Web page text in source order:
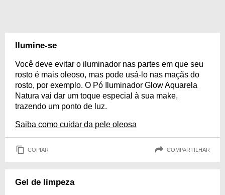
Ilumine-se
Você deve evitar o iluminador nas partes em que seu
rosto é mais oleoso, mas pode usá-lo nas maçãs do
rosto, por exemplo. O Pó Iluminador Glow Aquarela
Natura vai dar um toque especial à sua make,
trazendo um ponto de luz.
Saiba como cuidar da pele oleosa
COPIAR COMPARTILHAR
Gel de limpeza